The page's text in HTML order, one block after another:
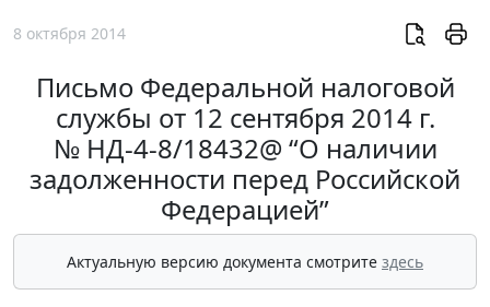
8 октября 2014
Письмо Федеральной налоговой
службы от 12 сентября 2014 г.
№ НД-4-8/18432@ “О наличии
задолженности перед Российской
Федерацией”
Актуальную версию документа смотрите здесь